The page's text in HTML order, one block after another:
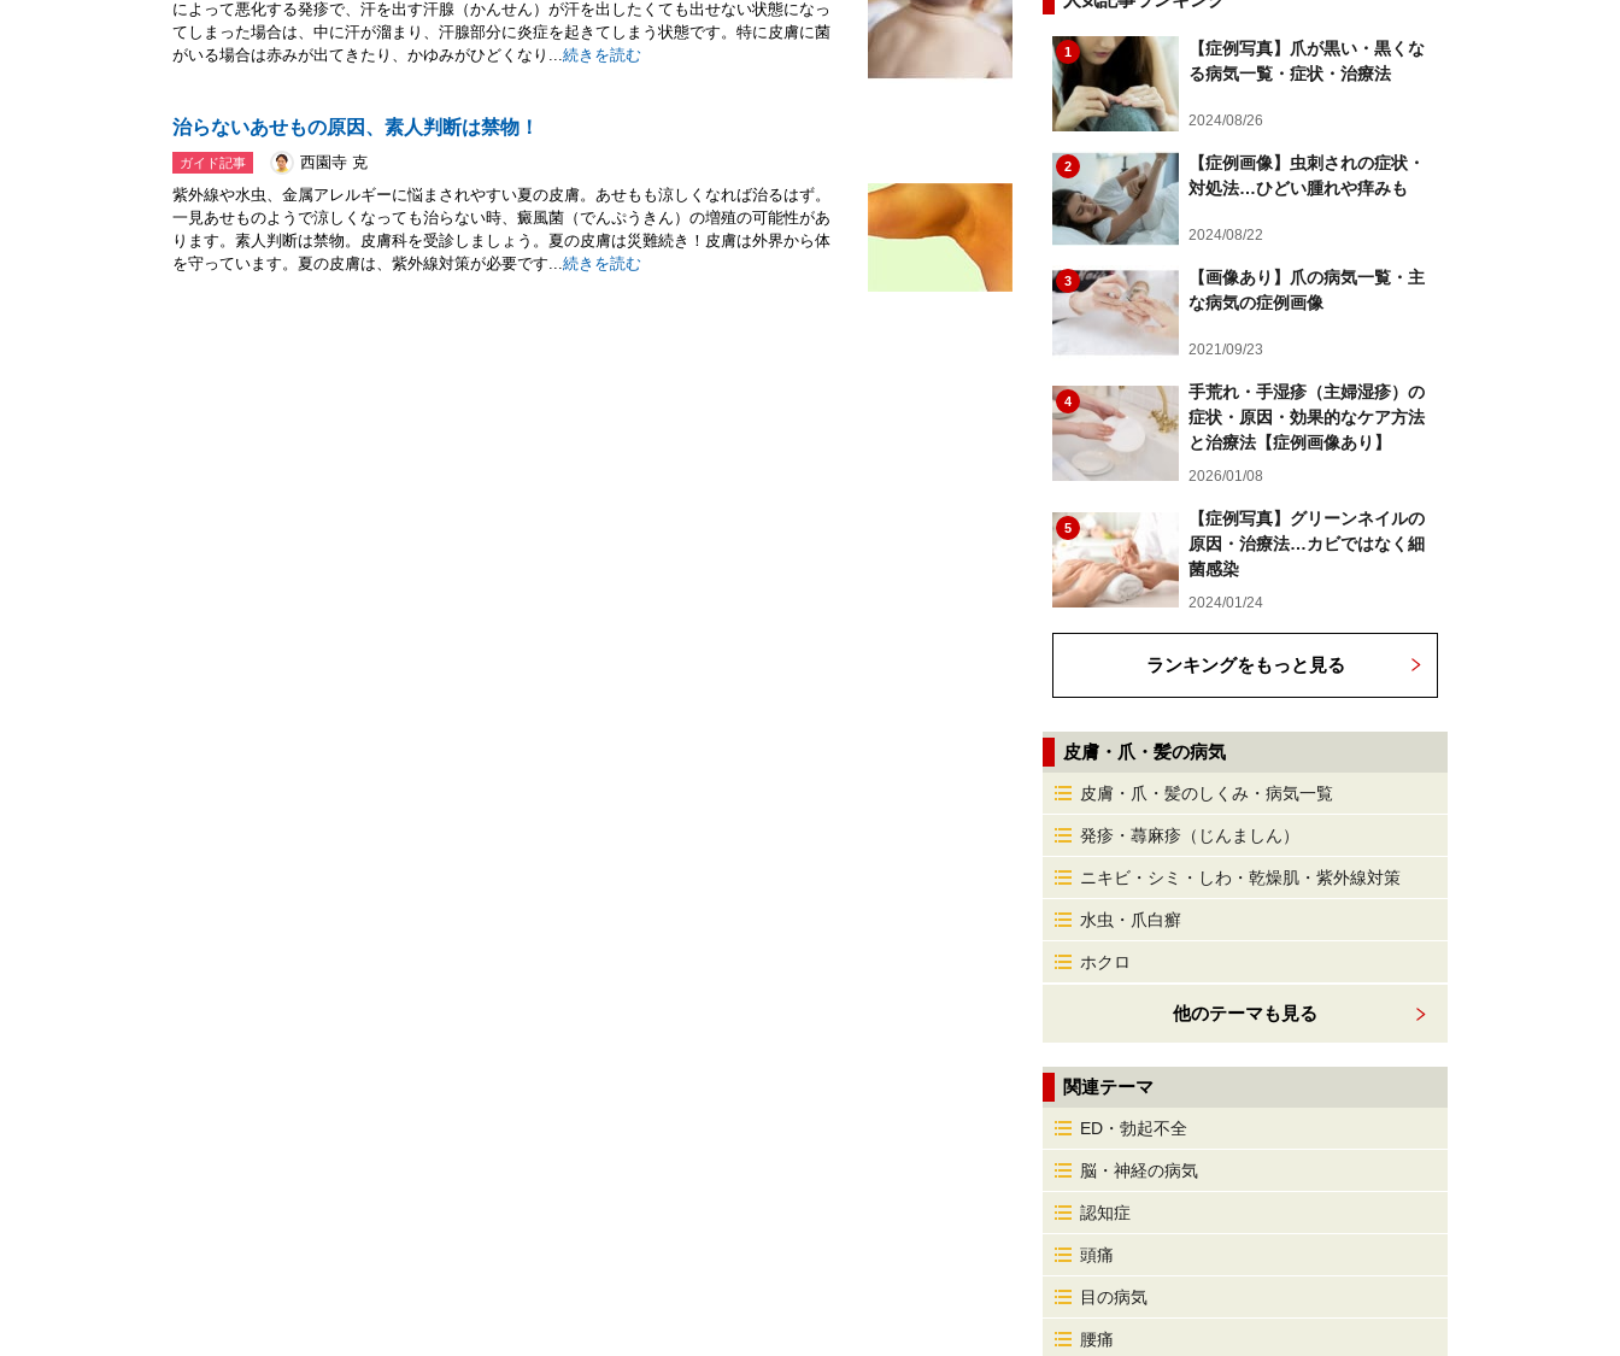
によって悪化する発疹で、汗を出す汗腺（かんせん）が汗を出したくても出せない状態になっ
てしまった場合は、中に汗が溜まり、汗腺部分に炎症を起きてしまう状態です。特に皮膚に菌
がいる場合は赤みが出てきたり、かゆみがひどくなり...続きを読む
治らないあせもの原因、素人判断は禁物！
ガイド記事
西園寺 克
紫外線や水虫、金属アレルギーに悩まされやすい夏の皮膚。あせもも涼しくなれば治るはず。
一見あせものようで涼しくなっても治らない時、癜風菌（でんぷうきん）の増殖の可能性があ
ります。素人判断は禁物。皮膚科を受診しましょう。夏の皮膚は災難続き！皮膚は外界から体
を守っています。夏の皮膚は、紫外線対策が必要です...続きを読む
1
【症例写真】爪が黒い・黒くな
る病気一覧・症状・治療法
2024/08/26
2
【症例画像】虫刺されの症状・
対処法…ひどい腫れや痒みも
2024/08/22
3
【画像あり】爪の病気一覧・主
な病気の症例画像
2021/09/23
4
手荒れ・手湿疹（主婦湿疹）の
症状・原因・効果的なケア方法
と治療法【症例画像あり】
2026/01/08
5
【症例写真】グリーンネイルの
原因・治療法…カビではなく細
菌感染
2024/01/24
ランキングをもっと見る
皮膚・爪・髪の病気
皮膚・爪・髪のしくみ・病気一覧
発疹・蕁麻疹（じんましん）
ニキビ・シミ・しわ・乾燥肌・紫外線対策
水虫・爪白癬
ホクロ
他のテーマも見る
関連テーマ
ED・勃起不全
脳・神経の病気
認知症
頭痛
目の病気
腰痛